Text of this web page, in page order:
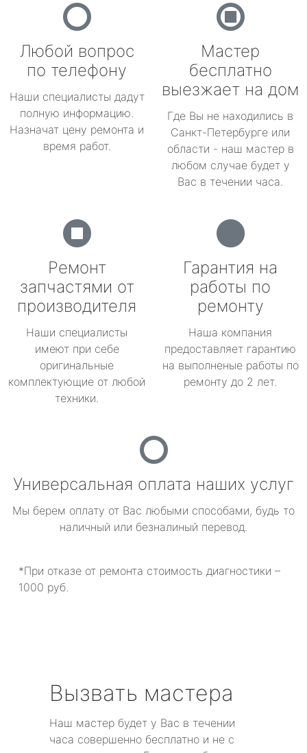
Любой вопрос
по телефону
Наши специалисты дадут
полную информацию.
Назначат цену ремонта и
время работ.
Мастер
бесплатно
выезжает на дом
Где Вы не находились в
Санкт-Петербурге или
области - наш мастер в
любом случае будет у
Вас в течении часа.
Ремонт
запчастями от
производителя
Наши специалисты
имеют при себе
оригинальные
комплектующие от любой
техники.
Гарантия на
работы по
ремонту
Наша компания
предоставляет гарантию
на выполненые работы по
ремонту до 2 лет.
Универсальная оплата наших услуг
Мы берем оплату от Вас любыми способами, будь то
наличный или безналиный перевод.
*При отказе от ремонта стоимость диагностики –
1000 руб.
Вызвать мастера
Наш мастер будет у Вас в течении
часа совершенно бесплатно и не с